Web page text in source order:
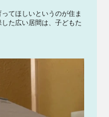
てほしいというのが住ま
た広い居間は、子どもた